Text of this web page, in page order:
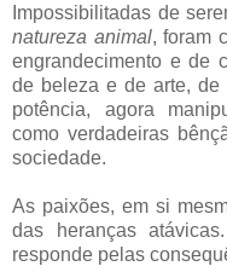
Impossibilitadas de
natureza animal, foram
engrandecimento e de
de beleza e de arte, de
potência, agora
como verdadeiras
sociedade.
As paixões, em si
das heranças
responde pelas